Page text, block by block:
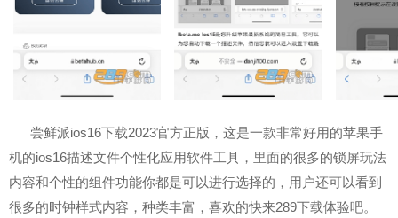
尝鲜派ios16下载2023官方正版，这是一款非常好用的苹果手
机的ios16描述文件个性化应用软件工具，里面的很多的锁屏玩法
内容和个性的组件功能你都是可以进行选择的，用户还可以看到
很多的时钟样式内容，种类丰富，喜欢的快来289下载体验吧。